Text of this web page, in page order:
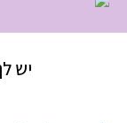
יש